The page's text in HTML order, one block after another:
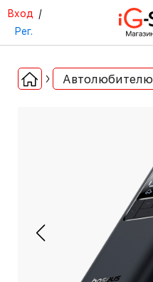
Вход /
Рег.
Автолюбителю